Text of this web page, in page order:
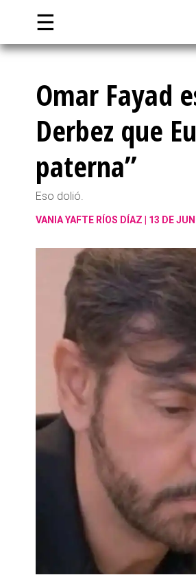
☰
Omar Fayad
Derbez que
paterna”
Eso dolió.
VANIA YAFTE RÍOS DÍAZ 13 DE